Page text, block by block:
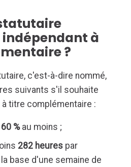
à
?
c'est-à-dire nommé,
suivants s'il souhaite
titre complémentaire :
%au moins ;
282 heures par
base d'une semaine de